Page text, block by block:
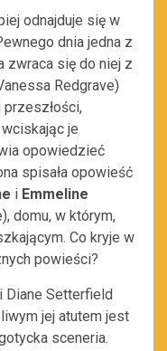
odnajduje się w
dnia jedna z
zwraca się do niej z
Redgrave)
przeszłości,
je
opowiedzieć
spisała opowieść
i Emmeline
domu, w którym,
Co kryje w
powieści?
Diane Setterfield
jej atutem jest
sceneria.